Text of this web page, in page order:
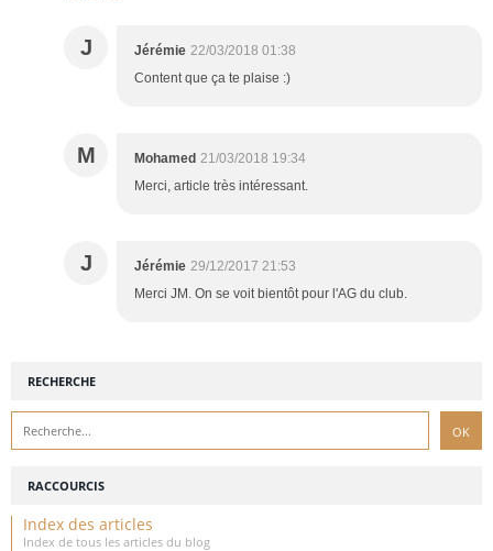
J Jérémie 22/03/2018 01:38
Content que ça te plaise :)
M Mohamed 21/03/2018 19:34
Merci, article très intéressant.
J Jérémie 29/12/2017 21:53
Merci JM. On se voit bientôt pour l'AG du club.
RECHERCHE
RACCOURCIS
Index des articles
Index de tous les articles du blog